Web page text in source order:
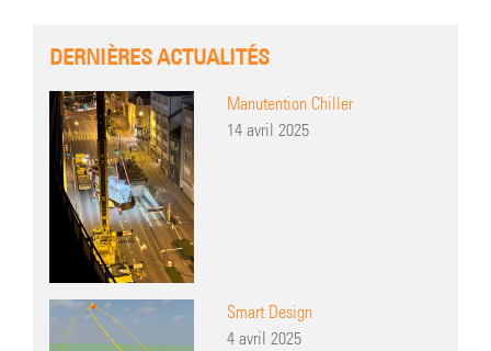
DERNIÈRES ACTUALITÉS
Manutention Chiller
14 avril 2025
Smart Design
4 avril 2025